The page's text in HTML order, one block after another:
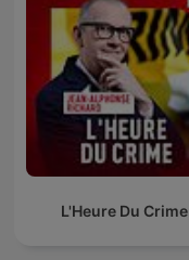
L'Heure Du Crime